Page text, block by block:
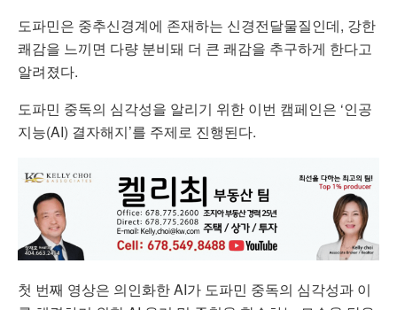
도파민은 중추신경계에 존재하는 신경전달물질인데, 강한
쾌감을 느끼면 다량 분비돼 더 큰 쾌감을 추구하게 한다고
알려졌다.
도파민 중독의 심각성을 알리기 위한 이번 캠페인은 ‘인공
지능(AI) 결자해지’를 주제로 진행된다.
첫 번째 영상은 의인화한 AI가 도파민 중독의 심각성과 이